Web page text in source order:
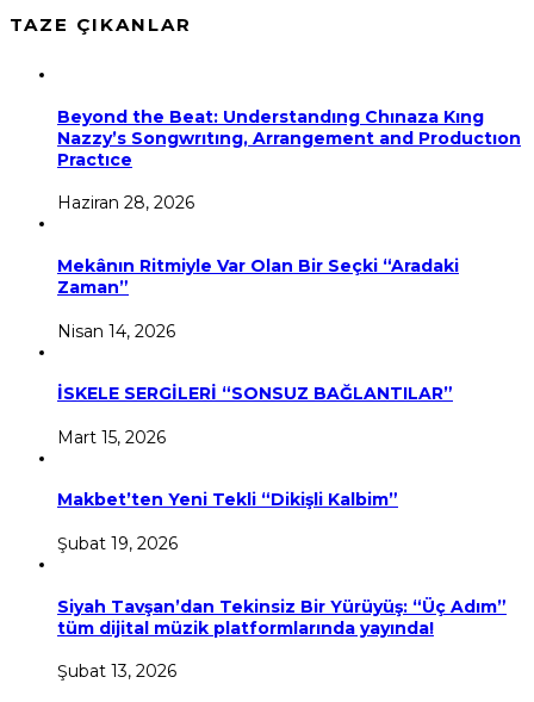
TAZE ÇIKANLAR
Beyond the Beat: Understandıng Chınaza Kıng
Nazzy’s Songwrıtıng, Arrangement and Productıon
Practıce
Haziran 28, 2026
Mekânın Ritmiyle Var Olan Bir Seçki “Aradaki
Zaman”
Nisan 14, 2026
İSKELE SERGİLERİ “SONSUZ BAĞLANTILAR”
Mart 15, 2026
Makbet’ten Yeni Tekli “Dikişli Kalbim”
Şubat 19, 2026
Siyah Tavşan’dan Tekinsiz Bir Yürüyüş: “Üç Adım”
tüm dijital müzik platformlarında yayında!
Şubat 13, 2026